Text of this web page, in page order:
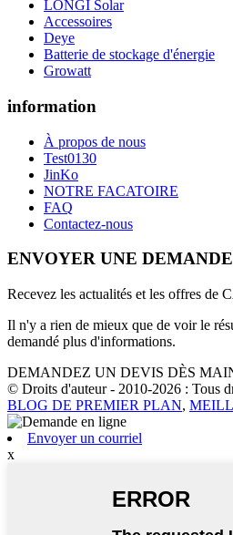
LONGI Solar
Accessoires
Deye
Batterie de stockage d'énergie
Growatt
information
À propos de nous
Test0130
JinKo
NOTRE FACATOIRE
FAQ
Contactez-nous
ENVOYER UNE
Recevez les actualités et les offres de
Il n'y a rien de mieux que de voir le
demandé plus d'informations.
DEMANDEZ UN DEVIS DÈS
© Droits d'auteur - 2010-2026 : Tous
BLOG DE PREMIER PLAN,
Envoyer un courriel
x